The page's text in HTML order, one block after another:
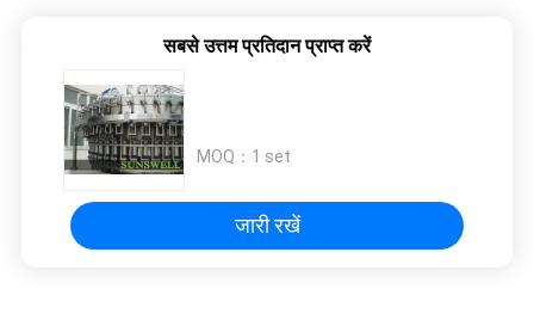
सबसे उत्तम प्रतिदान प्राप्त करें
MOQ： 1 set
जारी रखें